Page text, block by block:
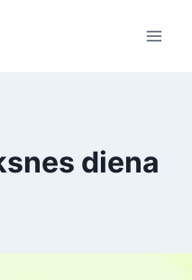
diena